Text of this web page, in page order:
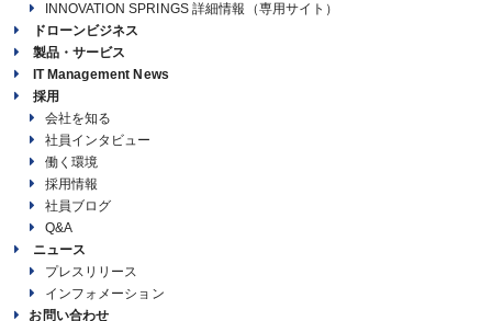
INNOVATION SPRINGS 詳細情報（専用サイト）
ドローンビジネス
製品・サービス
IT Management News
採用
会社を知る
社員インタビュー
働く環境
採用情報
社員ブログ
Q&A
ニュース
プレスリリース
インフォメーション
お問い合わせ